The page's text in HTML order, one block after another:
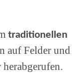
traditionellen
auf Felder und